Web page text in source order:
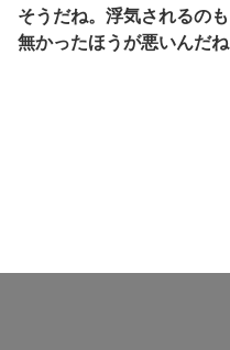
そうだね。浮気されるの
無かったほうが悪いんだね